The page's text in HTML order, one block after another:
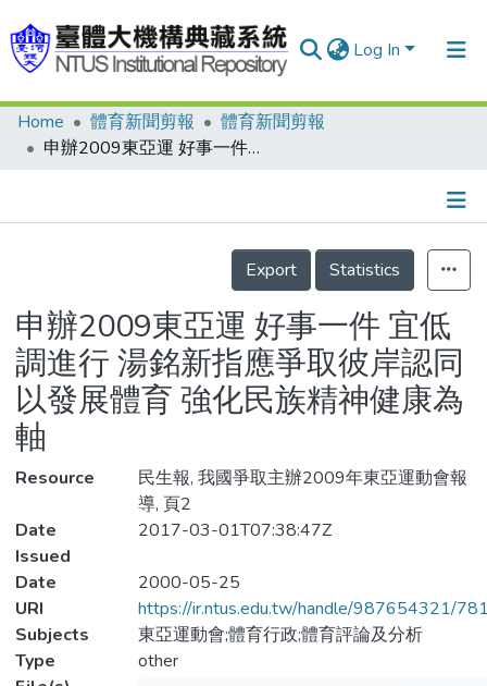
Log In
Communities & Collections
Statistics
Home 體育新聞剪報
體育新聞剪報
申辦2009東亞運 好事一件 宜低調進行 湯銘新指應爭取彼岸認同 以發展體育 強化民族精神健康為軸
Details
Export
Statistics
申辦2009東亞運 好事一件 宜低
調進行 湯銘新指應爭取彼岸認同
以發展體育 強化民族精神健康為
軸
Resource
民生報, 我國爭取主辦2009年東亞運動會報
導, 頁2
Date
Issued
2017-03-01T07:38:47Z
Date
2000-05-25
URI
https://ir.ntus.edu.tw/handle/987654321/
Subjects
東亞運動會;體育行政;體育評論及分析
Type
other